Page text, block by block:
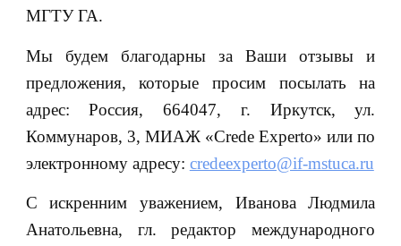
МГТУ ГА.
Мы будем благодарны за Ваши отзывы и
предложения, которые просим посылать на
адрес: Россия, 664047, г. Иркутск, ул.
Коммунаров, 3, МИАЖ «Crede Experto» или по
электронному адресу: credeexperto@if-mstuca.ru
С искренним уважением, Иванова Людмила
Анатольевна, гл. редактор международного